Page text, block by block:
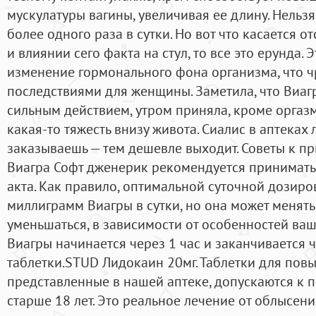
мускулатуры вагины, увеличивая ее длину.
более одного раза в сутки. Но вот что касается
и влиянии сего факта на стул, то все это ерунда.
изменение гормонального фона организма, что
последствиями для женщины. Заметила, что
сильным действием, утром приняла, кроме
какая-то тяжесть внизу живота. Сиалис в
заказываешь — тем дешевле выходит. Советы к
Виагра Софт дженерик рекомендуется
акта. Как правило, оптимальной суточной
миллиграмм Виагры в сутки, но она может
уменьшаться, в зависимости от особенностей
Виагры начинается через 1 час и заканчивается
таблетки.STUD Лидокаин 20мг. Таблетки для
представленные в нашей аптеке, допускаются к
старше 18 лет. Это реальное лечение от